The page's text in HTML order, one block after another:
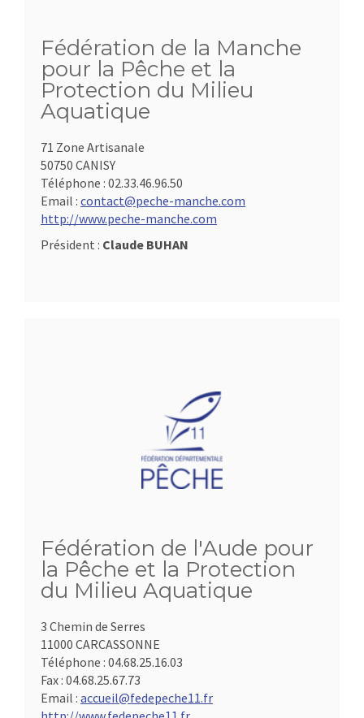
Fédération de la Manche
pour la Pêche et la
Protection du Milieu
Aquatique
71 Zone Artisanale
50750 CANISY
Téléphone : 02.33.46.96.50
Email : contact@peche-manche.com
http://www.peche-manche.com
Président : Claude BUHAN
Fédération de l'Aude pour
la Pêche et la Protection
du Milieu Aquatique
3 Chemin de Serres
11000 CARCASSONNE
Téléphone : 04.68.25.16.03
Fax : 04.68.25.67.73
Email : accueil@fedepeche11.fr